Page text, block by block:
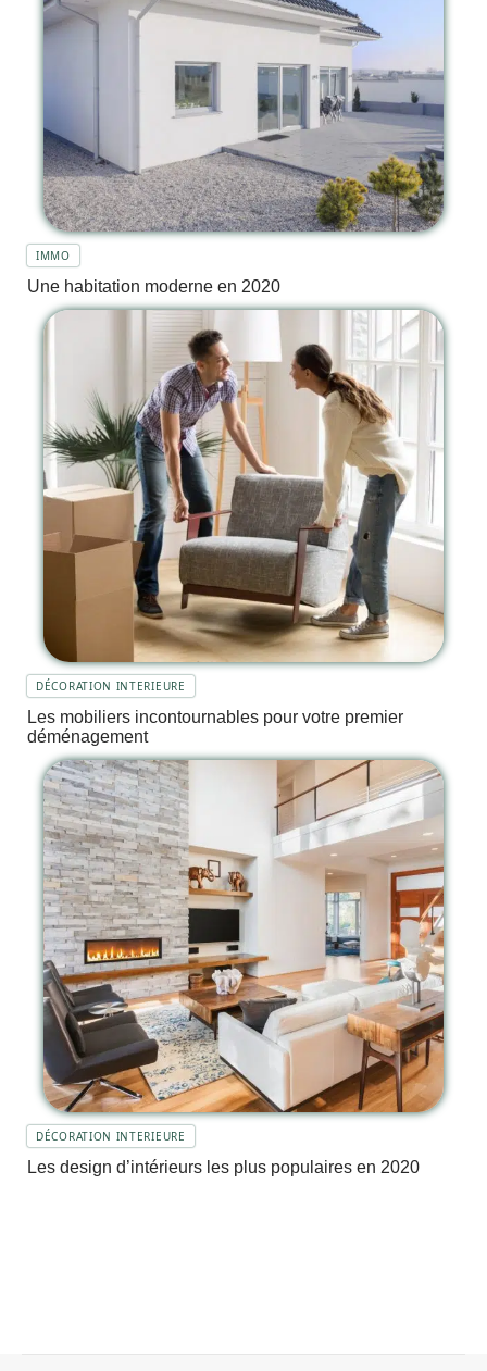
IMMO
Une habitation moderne en 2020
DÉCORATION INTERIEURE
Les mobiliers incontournables pour votre premier
déménagement
DÉCORATION INTERIEURE
Les design d’intérieurs les plus populaires en 2020